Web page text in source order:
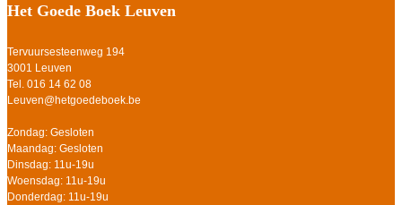
Het Goede Boek Leuven
Tervuursesteenweg 194
3001 Leuven
Tel. 016 14 62 08
Leuven@hetgoedeboek.be
Zondag: Gesloten
Maandag: Gesloten
Dinsdag: 11u-19u
Woensdag: 11u-19u
Donderdag: 11u-19u